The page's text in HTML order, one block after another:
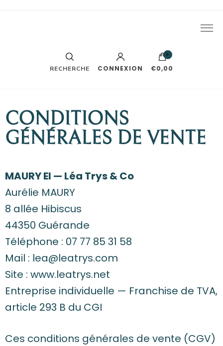
J'écris des romances. Le reste part généralement en vrille
RECHERCHE CONNEXION
0
€0,00
CONDITIONS
GÉNÉRALES DE VENTE
MAURY EI — Léa Trys & Co
Aurélie MAURY
8 allée Hibiscus
44350 Guérande
Téléphone : 07 77 85 31 58
Mail : lea@leatrys.com
Site : www.leatrys.net
Entreprise individuelle — Franchise de TVA,
article 293 B du CGI
Ces conditions générales de vente (CGV)